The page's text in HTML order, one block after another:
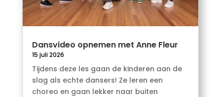
Dansvideo opnemen met Anne Fleur
15 juli 2026
Tijdens deze les gaan de kinderen aan de
slag als echte dansers! Ze leren een
choreo en gaan lekker naar buiten